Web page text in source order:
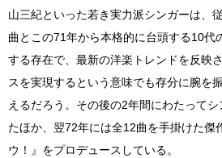
山三紀といった若き実力派シンガーは、
曲とこの71年から本格的に台頭する10代
する存在で、最新の洋楽トレンドを反映
スを実現するという意味でも存分に腕を
えるだろう。その後の2年間にわたって
たほか、翌72年には全12曲を手掛けた傑
ウ！』をプロデュースしている。